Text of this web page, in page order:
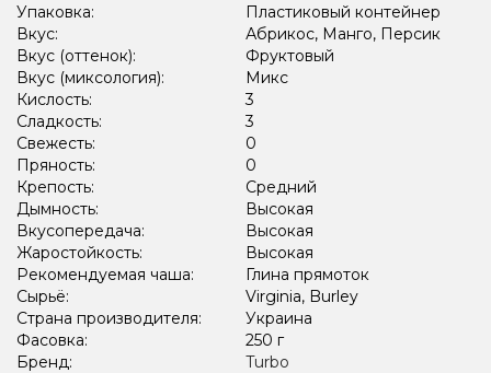
Упаковка:
Пластиковый контейнер
Вкус:
Абрикос, Манго, Персик
Вкус (оттенок):
Фруктовый
Вкус (миксология):
Микс
Кислость:
3
Сладкость:
3
Свежесть:
0
Пряность:
0
Крепость:
Средний
Дымность:
Высокая
Вкусопередача:
Высокая
Жаростойкость:
Высокая
Рекомендуемая чаша:
Глина прямоток
Сырьё:
Virginia, Burley
Страна производителя:
Украина
Фасовка:
250 г
Бренд:
Turbo